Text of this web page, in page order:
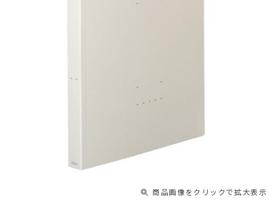
商品画像をクリックで拡大表示